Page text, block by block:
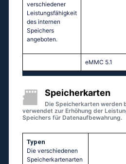
verschiedener
Leistungsfähigkeit
des internen
Speichers
angeboten.
eMMC 5.1
Speicherkarten
Die Speicherkarten werden
verwendet zur Erhöhung der
Speichers für Datenaufbewahrung.
Typen
Die verschiedenen
Speicherkartenarten